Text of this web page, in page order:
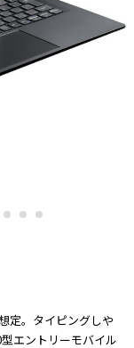
定。タイピングしや
エントリーモバイル